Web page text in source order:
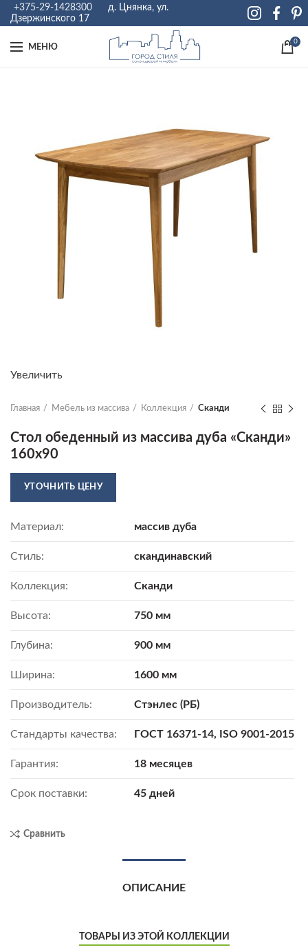
+375-29-1428300
д. Цнянка, ул.
Дзержинского 17
МЕНЮ
0
Увеличить
Главная Мебель из массива Коллекция Сканди
Стол обеденный из массива дуба «Сканди»
160х90
УТОЧНИТЬ ЦЕНУ
Материал: массив дуба
Стиль: скандинавский
Коллекция: Сканди
Высота: 750 мм
Глубина: 900 мм
Ширина: 1600 мм
Производитель: Стэнлес (РБ)
Стандарты качества: ГОСТ 16371-14, ISO 9001-2015
Гарантия: 18 месяцев
Срок поставки: 45 дней
Сравнить
ОПИСАНИЕ
ТОВАРЫ ИЗ ЭТОЙ КОЛЛЕКЦИИ